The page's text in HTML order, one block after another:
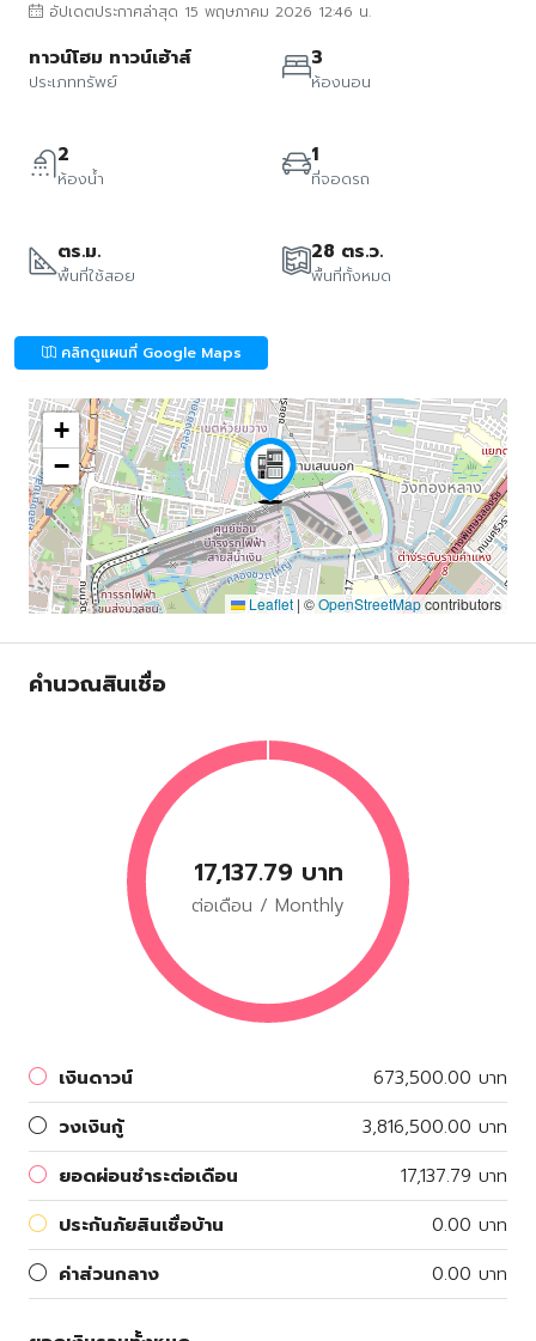
อัปเดตประกาศล่าสุด 15 พฤษภาคม 2026 12:46 น.
ทาวน์โฮม ทาวน์เฮ้าส์
ประเภททรัพย์
3
ห้องนอน
2
ห้องน้ำ
1
ที่จอดรถ
ตร.ม.
พื้นที่ใช้สอย
28 ตร.ว.
พื้นที่ทั้งหมด
คลิกดูแผนที่ Google Maps
+
−
Leaflet | ©OpenStreetMapcontributors
คำนวณสินเชื่อ
17,137.79 บาท
ต่อเดือน / Monthly
เงินดาวน์
673,500.00 บาท
วงเงินกู้
3,816,500.00 บาท
ยอดผ่อนชำระต่อเดือน
17,137.79 บาท
ประกันภัยสินเชื่อบ้าน
0.00 บาท
ค่าส่วนกลาง
0.00 บาท